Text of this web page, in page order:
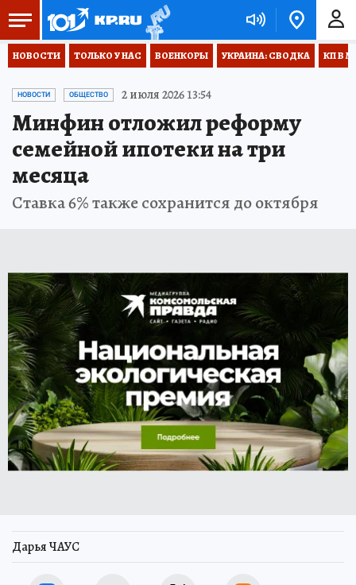
НОВОСТИ ТОЛЬКО У НАС ВОЕНКОРЫ УКРАИНА: СВОДКА КП В
НОВОСТИ ОБЩЕСТВО 2 июля 2026 13:54
Минфин отложил реформу
семейной ипотеки на три
месяца
Ставка 6% также сохранится до октября
Дарья ЧАУС